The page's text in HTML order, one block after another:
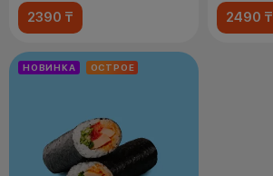
2390 ₸ 2490 ₸
НОВИНКА ОСТРОЕ